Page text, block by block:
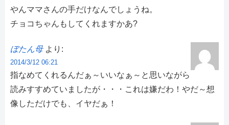
やんママさんの手だけなんでしょうね。
チョコちゃんもしてくれますかあ?
ぼたん母 より:
2014/3/12 06:21
指なめてくれるんだぁ～いいなぁ～と思いながら
読みすすめていましたが・・・これは嫌だわ！やだ～想
像しただけでも、イヤだぁ！